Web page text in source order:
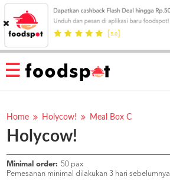
HOME
MENU
RESTAURANT
PESAN
OUR
COMPANY
KATA
MEREKA
Home Holycow! Meal Box C
Holycow!
Minimal order: 50 pax
Pemesanan minimal dilakukan 3 hari sebelumnya